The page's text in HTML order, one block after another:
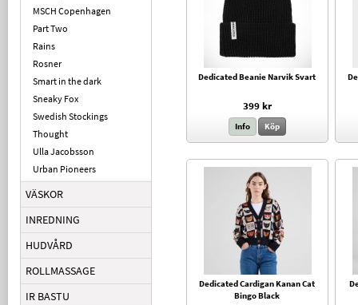
MSCH Copenhagen
Part Two
Rains
Rosner
Smart in the dark
Sneaky Fox
Swedish Stockings
Thought
Ulla Jacobsson
Urban Pioneers
VÄSKOR
INREDNING
HUDVÅRD
ROLLMASSAGE
IR BASTU
Dedicated Beanie Narvik Svart
399 kr
Info Köp
Dedicated Cardigan Kanan Cat
Bingo Black